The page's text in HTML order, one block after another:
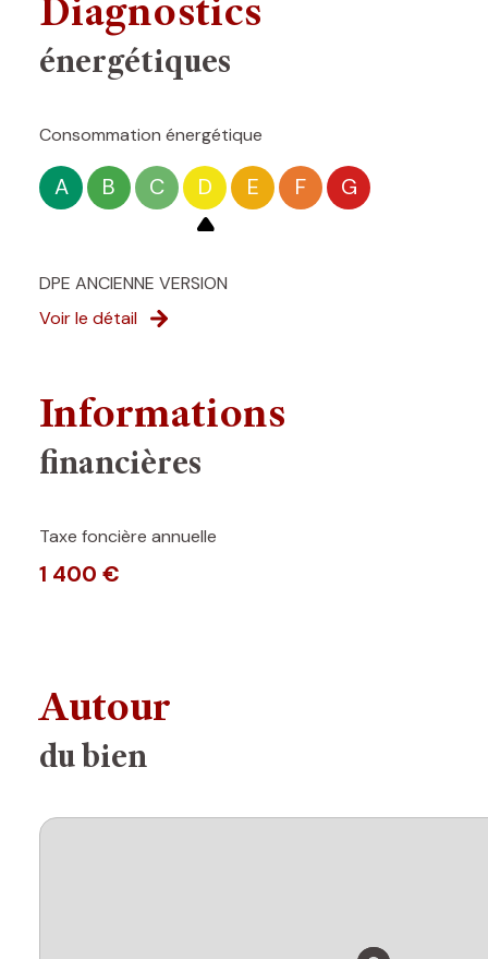
Diagnostics
énergétiques
Consommation énergétique
A B C D E F G
DPE ANCIENNE VERSION
Voir le détail
Informations
financières
Taxe foncière annuelle
1 400 €
Autour
du bien